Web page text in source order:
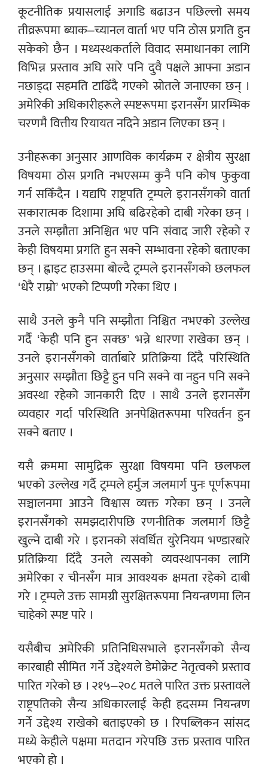
कूटनीतिक प्रयासलाई अगाडि बढाउन पछिल्लो समय
तीव्ररूपमा ब्याक–च्यानल वार्ता भए पनि ठोस प्रगति हुन
सकेको छैन । मध्यस्थकर्ताले विवाद समाधानका लागि
विभिन्न प्रस्ताव अघि सारे पनि दुवै पक्षले आफ्ना अडान
नछाड्दा सहमति टाढिँदै गएको स्रोतले जनाएका छन् ।
अमेरिकी अधिकारीहरूले स्पष्टरूपमा इरानसँग प्रारम्भिक
चरणमै वित्तीय रियायत नदिने अडान लिएका छन् ।
उनीहरूका अनुसार आणविक कार्यक्रम र क्षेत्रीय सुरक्षा
विषयमा ठोस प्रगति नभएसम्म कुनै पनि कोष फुकुवा
गर्न सकिँदैन । यद्यपि राष्ट्रपति ट्रम्पले इरानसँगको वार्ता
सकारात्मक दिशामा अघि बढिरहेको दाबी गरेका छन् ।
उनले सम्झौता अनिश्चित भए पनि संवाद जारी रहेको र
केही विषयमा प्रगति हुन सक्ने सम्भावना रहेको बताएका
छन् । ह्वाइट हाउसमा बोल्दै ट्रम्पले इरानसँगको छलफल
‘धेरै राम्रो’ भएको टिप्पणी गरेका थिए ।
साथै उनले कुनै पनि सम्झौता निश्चित नभएको उल्लेख
गर्दै ‘केही पनि हुन सक्छ’ भन्ने धारणा राखेका छन् ।
उनले इरानसँगको वार्ताबारे प्रतिक्रिया दिँदै परिस्थिति
अनुसार सम्झौता छिट्टै हुन पनि सक्ने वा नहुन पनि सक्ने
अवस्था रहेको जानकारी दिए । साथै उनले इरानसँग
व्यवहार गर्दा परिस्थिति अनपेक्षितरूपमा परिवर्तन हुन
सक्ने बताए ।
यसै क्रममा सामुद्रिक सुरक्षा विषयमा पनि छलफल
भएको उल्लेख गर्दै ट्रम्पले हर्मुज जलमार्ग पुनः पूर्णरूपमा
सञ्चालनमा आउने विश्वास व्यक्त गरेका छन् । उनले
इरानसँगको समझदारीपछि रणनीतिक जलमार्ग छिट्टै
खुल्ने दाबी गरे । इरानको संवर्धित युरेनियम भण्डारबारे
प्रतिक्रिया दिँदै उनले त्यसको व्यवस्थापनका लागि
अमेरिका र चीनसँग मात्र आवश्यक क्षमता रहेको दाबी
गरे । ट्रम्पले उक्त सामग्री सुरक्षितरूपमा नियन्त्रणमा लिन
चाहेको स्पष्ट पारे ।
यसैबीच अमेरिकी प्रतिनिधिसभाले इरानसँगको सैन्य
कारबाही सीमित गर्ने उद्देश्यले डेमोक्रेट नेतृत्वको प्रस्ताव
पारित गरेको छ । २१५–२०८ मतले पारित उक्त प्रस्तावले
राष्ट्रपतिको सैन्य अधिकारलाई केही हदसम्म नियन्त्रण
गर्ने उद्देश्य राखेको बताइएको छ । रिपब्लिकन सांसद
मध्ये केहीले पक्षमा मतदान गरेपछि उक्त प्रस्ताव पारित
भएको हो ।